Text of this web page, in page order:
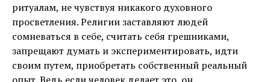
ритуалам, не чувствуя никакого духовного
просветления. Религии заставляют людей
сомневаться в себе, считать себя грешниками,
запрещают думать и экспериментировать, идти
своим путем, приобретать собственный реальный